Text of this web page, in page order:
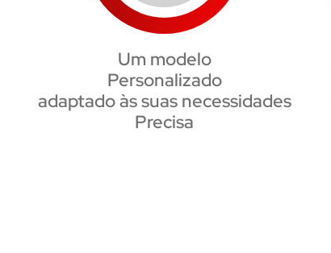
Um modelo
Personalizado
adaptado às suas necessidades
Precisa